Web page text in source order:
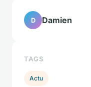
D Damien
TAGS
Actu